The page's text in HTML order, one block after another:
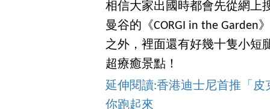
相信大家出國時都會先從網上
曼谷的《CORGI in the
之外，裡面還有好幾十隻小短
超療癒景點！
延伸閱讀:香港迪士尼首推「
你跑起來